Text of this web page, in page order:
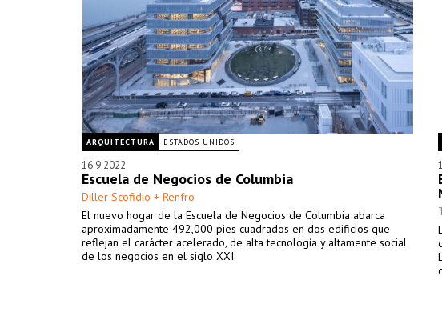
ARQUITECTURA ESTADOS UNIDOS
16.9.2022
Escuela de Negocios de Columbia
Diller Scofidio + Renfro
El nuevo hogar de la Escuela de Negocios de Columbia abarca
aproximadamente 492,000 pies cuadrados en dos edificios que
reflejan el carácter acelerado, de alta tecnología y altamente social
de los negocios en el siglo XXI.